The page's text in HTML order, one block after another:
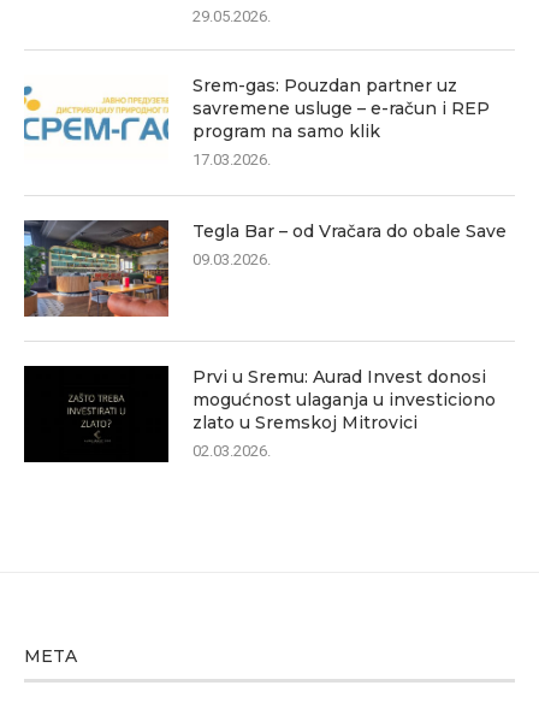
29.05.2026.
Srem-gas: Pouzdan partner uz
savremene usluge – e-račun i REP
program na samo klik
17.03.2026.
Tegla Bar – od Vračara do obale Save
09.03.2026.
Prvi u Sremu: Aurad Invest donosi
mogućnost ulaganja u investiciono
zlato u Sremskoj Mitrovici
02.03.2026.
META